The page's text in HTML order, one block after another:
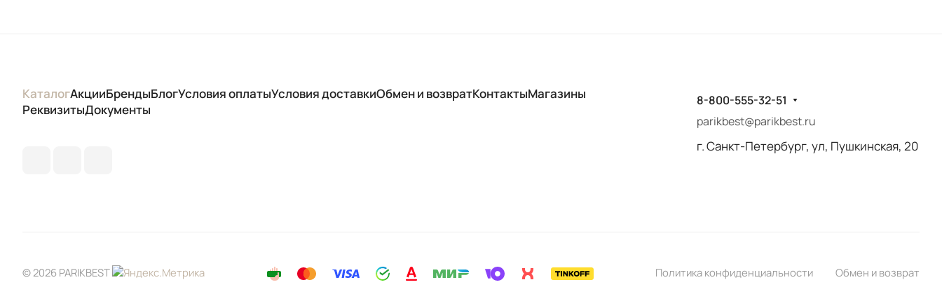
КаталогАкцииБрендыБлогУсловия оплатыУсловия доставкиОбмен и возвратКонтактыМагазины
РеквизитыДокументы
8-800-555-32-51
parikbest@parikbest.ru
г. Санкт-Петербург, ул, Пушкинская, 20
© 2026 PARIKBEST Политика конфиденциальности Обмен и возврат